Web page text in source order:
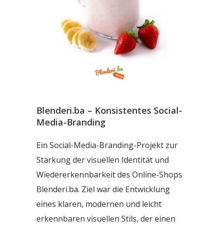
Blenderi.ba – Konsistentes Social-
Media-Branding
Ein Social-Media-Branding-Projekt zur
Stärkung der visuellen Identität und
Wiedererkennbarkeit des Online-Shops
Blenderi.ba. Ziel war die Entwicklung
eines klaren, modernen und leicht
erkennbaren visuellen Stils, der einen